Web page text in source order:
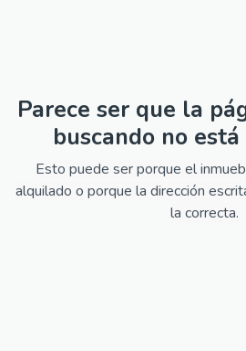
Parece ser que la
buscando no
Esto puede ser porque el
alquilado o porque la dirección
la correcta.